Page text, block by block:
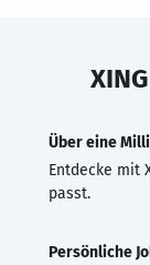
Über eine
Entdecke mit
passt.
Persönliche